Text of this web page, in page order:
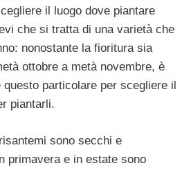
il luogo dove piantare
che si tratta di una varietà che
nonostante la fioritura sia
ottobre a metà novembre, è
questo particolare per scegliere il
piantarli.
sono secchi e
primavera e in estate sono